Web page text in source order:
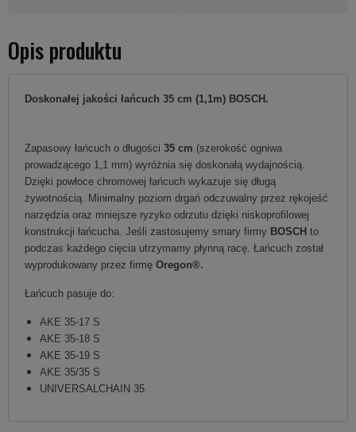
Opis produktu
Doskonałej jakości łańcuch 35 cm (1,1m) BOSCH.
Zapasowy łańcuch o długości 35 cm (szerokość ogniwa
prowadzącego 1,1 mm) wyróżnia się doskonałą wydajnością.
Dzięki powłoce chromowej łańcuch wykazuje się długą
żywotnością. Minimalny poziom drgań odczuwalny przez rękojeść
narzędzia oraz mniejsze ryzyko odrzutu dzięki niskoprofilowej
konstrukcji łańcucha. Jeśli zastosujemy smary firmy BOSCH to
podczas każdego cięcia utrzymamy płynną racę. Łańcuch został
wyprodukowany przez firmę Oregon®.
Łańcuch pasuje do:
AKE 35-17 S
AKE 35-18 S
AKE 35-19 S
AKE 35/35 S
UNIVERSALCHAIN 35